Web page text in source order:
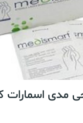
مدی اسمارات